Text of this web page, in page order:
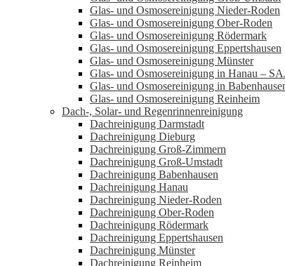
Glas- und Osmosereinigung Nieder-Roden
Glas- und Osmosereinigung Ober-Roden
Glas- und Osmosereinigung Rödermark
Glas- und Osmosereinigung Eppertshausen
Glas- und Osmosereinigung Münster
Glas- und Osmosereinigung in Hanau –
Glas- und Osmosereinigung in
Glas- und Osmosereinigung Reinheim
Dach-, Solar- und Regenrinnenreinigung
Dachreinigung Darmstadt
Dachreinigung Dieburg
Dachreinigung Groß-Zimmern
Dachreinigung Groß-Umstadt
Dachreinigung Babenhausen
Dachreinigung Hanau
Dachreinigung Nieder-Roden
Dachreinigung Ober-Roden
Dachreinigung Rödermark
Dachreinigung Eppertshausen
Dachreinigung Münster
Dachreinigung Reinheim